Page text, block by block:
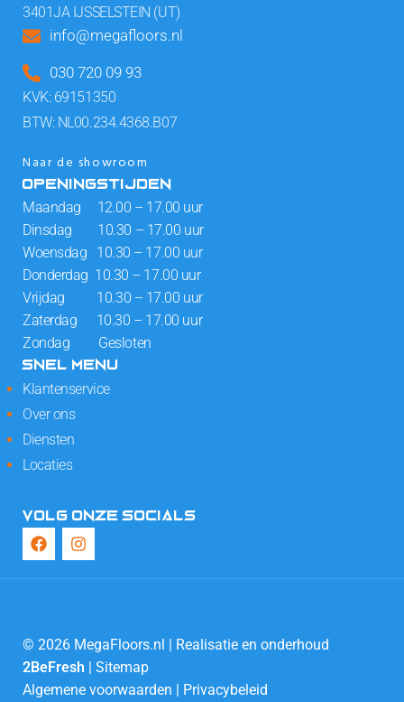
3401JA IJSSELSTEIN (UT)
info@megafloors.nl
030 720 09 93
KVK: 69151350
BTW: NL00.234.4368.B07
Naar de showroom
OPENINGSTIJDEN
Maandag 12.00 – 17.00 uur
Dinsdag 10.30 – 17.00 uur
Woensdag 10.30 – 17.00 uur
Donderdag 10.30 – 17.00 uur
Vrijdag 10.30 – 17.00 uur
Zaterdag 10.30 – 17.00 uur
Zondag Gesloten
SNEL MENU
Klantenservice
Over ons
Diensten
Locaties
VOLG ONZE SOCIALS
© 2026 MegaFloors.nl | Realisatie en onderhoud
2BeFresh | Sitemap
Algemene voorwaarden | Privacybeleid